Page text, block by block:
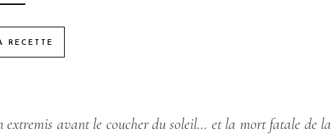
RECETTE
extremis avant le coucher du soleil… et la mort fatale de la